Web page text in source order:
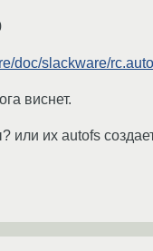
doc/slackware/
виснет.
их autofs